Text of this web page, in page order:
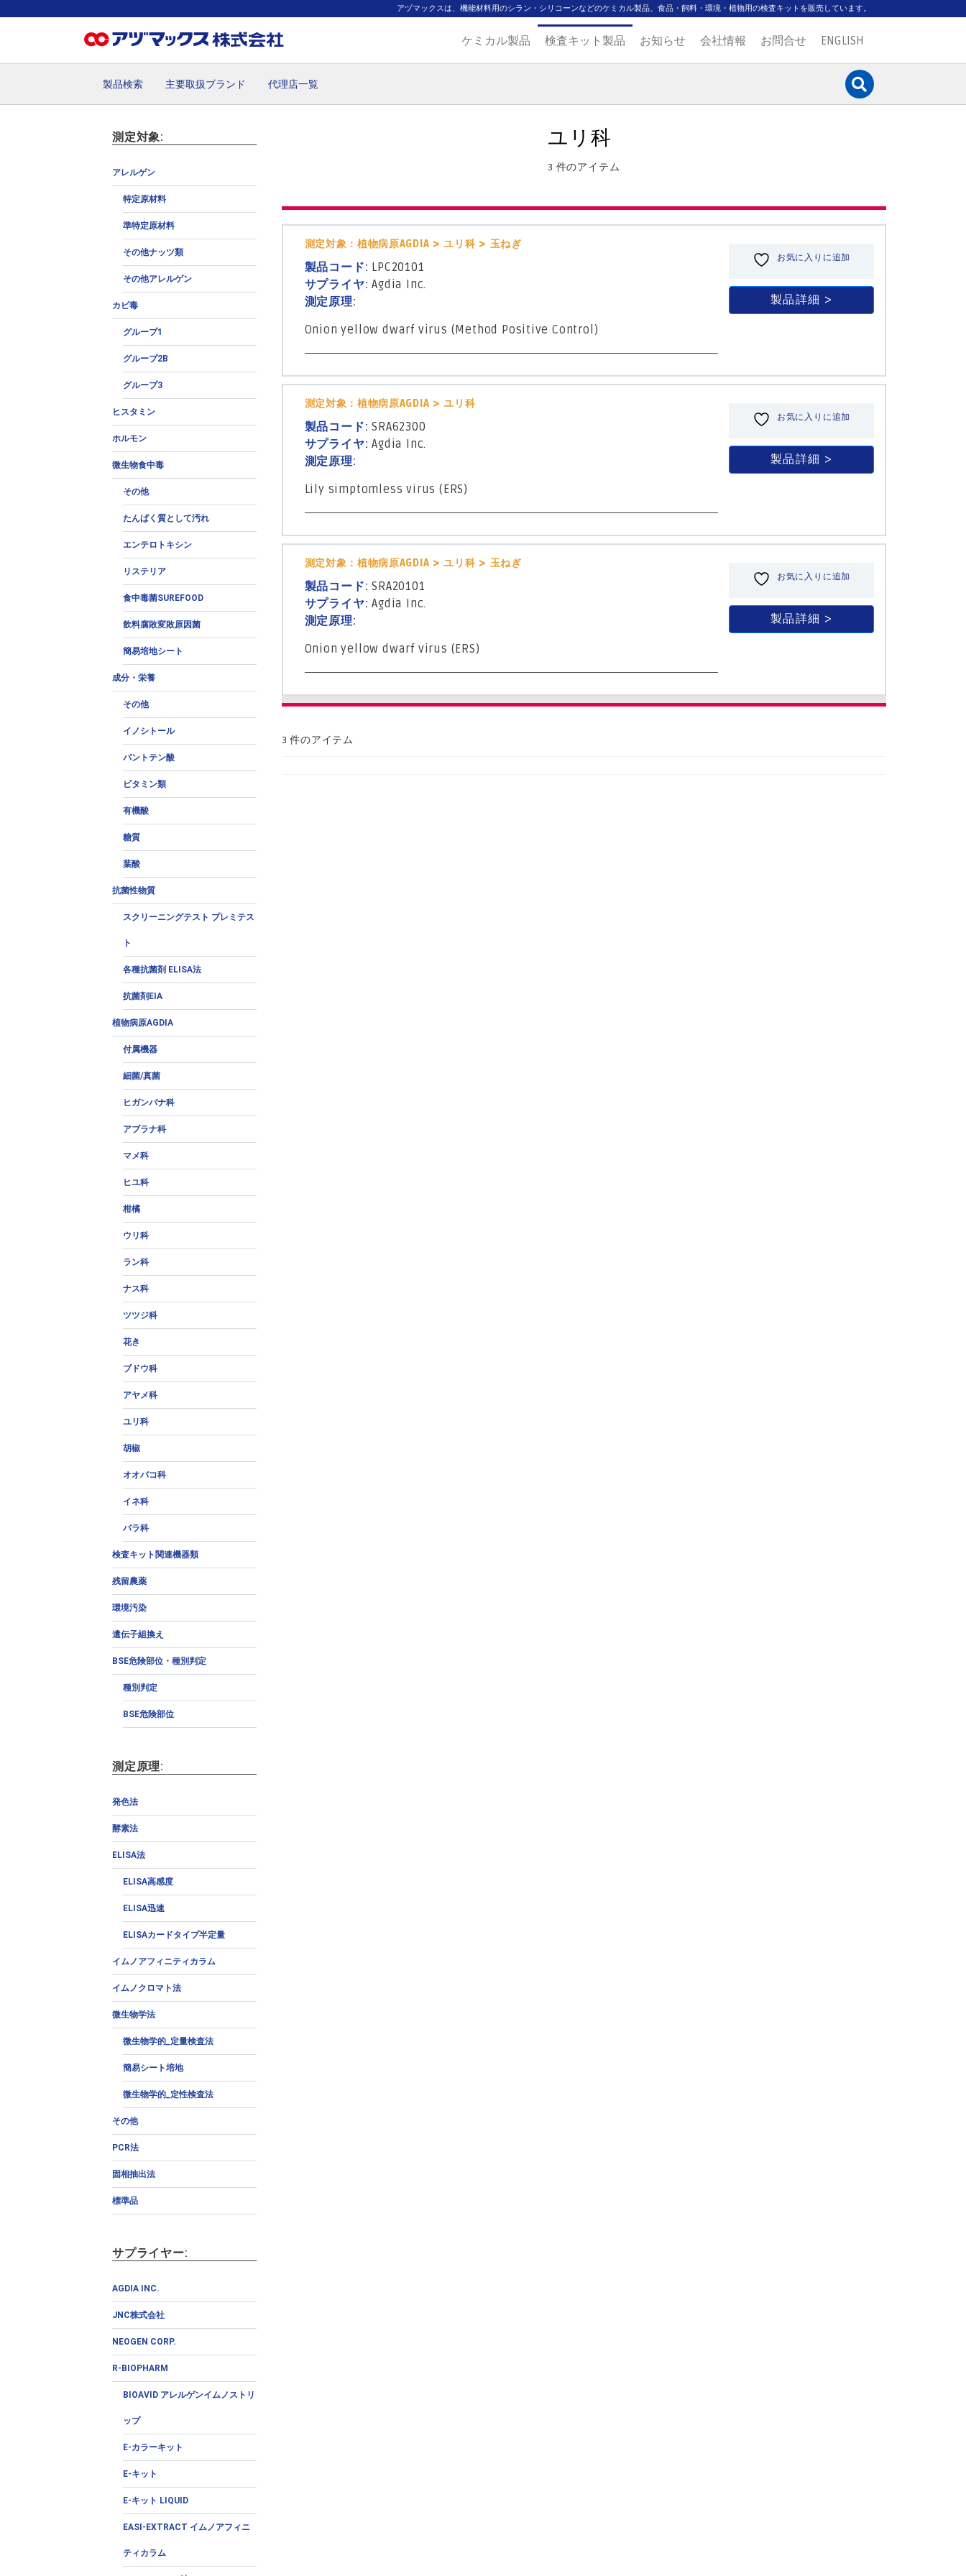
アヅマックスは、機能材料用のシラン・シリコーンなどのケミカル製品、食品・飼料・環境・植物用の検査キットを販売しています。
ケミカル製品 検査キット製品 お知らせ 会社情報 お問合せ ENGLISH
製品検索 主要取扱ブランド 代理店一覧
測定対象:
アレルゲン
特定原材料
準特定原材料
その他ナッツ類
その他アレルゲン
カビ毒
グループ1
グループ2B
グループ3
ヒスタミン
ホルモン
微生物食中毒
その他
たんぱく質として汚れ
エンテロトキシン
リステリア
食中毒菌SUREFOOD
飲料腐敗変敗原因菌
簡易培地シート
成分・栄養
その他
イノシトール
パントテン酸
ビタミン類
有機酸
糖質
葉酸
抗菌性物質
スクリーニングテスト プレミテス
ト
各種抗菌剤 ELISA法
抗菌剤EIA
植物病原AGDIA
付属機器
細菌/真菌
ヒガンバナ科
アブラナ科
マメ科
ヒユ科
柑橘
ウリ科
ラン科
ナス科
ツツジ科
花き
ブドウ科
アヤメ科
ユリ科
胡椒
オオバコ科
イネ科
バラ科
検査キット関連機器類
残留農薬
環境汚染
遺伝子組換え
BSE危険部位・種別判定
種別判定
BSE危険部位
測定原理:
発色法
酵素法
ELISA法
ELISA高感度
ELISA迅速
ELISAカードタイプ半定量
イムノアフィニティカラム
イムノクロマト法
微生物学法
微生物学的_定量検査法
簡易シート培地
微生物学的_定性検査法
その他
PCR法
固相抽出法
標準品
サプライヤー:
AGDIA INC.
JNC株式会社
NEOGEN CORP.
R-BIOPHARM
BIOAVID アレルゲンイムノストリ
ップ
E-カラーキット
E-キット
E-キット LIQUID
EASI-EXTRACT イムノアフィニ
ティカラム
ユリ科
3 件のアイテム
測定対象：植物病原AGDIA > ユリ科 > 玉ねぎ
製品コード: LPC20101
サプライヤ:Agdia Inc.
測定原理:
Onion yellow dwarf virus (Method Positive Control)
お気に入りに追加
製品詳細
測定対象：植物病原AGDIA > ユリ科
製品コード:SRA62300
サプライヤ:Agdia Inc.
測定原理:
Lily simptomless virus (ERS)
お気に入りに追加
製品詳細
測定対象：植物病原AGDIA > ユリ科 > 玉ねぎ
製品コード:SRA20101
サプライヤ:Agdia Inc.
測定原理:
Onion yellow dwarf virus (ERS)
お気に入りに追加
製品詳細
3 件のアイテム